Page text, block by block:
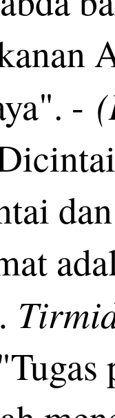
-